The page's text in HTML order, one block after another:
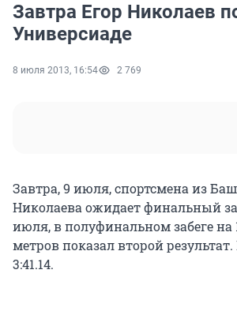
Завтра Егор Николаев
Универсиаде
8 июля 2013, 16:54 2 769
Завтра, 9 июля, спортсмена из
Николаева ожидает финальный
июля, в полуфинальном забеге на
метров показал второй
3:41.14.